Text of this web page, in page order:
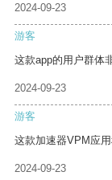
2024-09-23
游客
这款app的用户群体
2024-09-23
游客
这款加速器VPM应
2024-09-23